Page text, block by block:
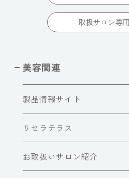
取扱サロン専
美容関連
製品情報サイト
リセラテラス
お取扱いサロン紹介